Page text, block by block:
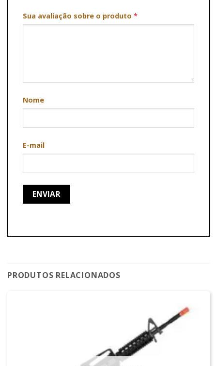
Sua avaliação sobre o produto *
Nome
E-mail
PRODUTOS RELACIONADOS